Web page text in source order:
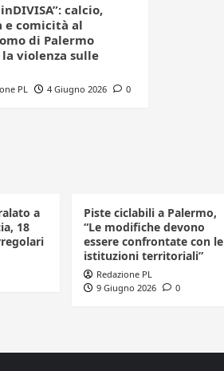
calcio,
e comicità al
di Palermo
violenza sulle
PL 4 Giugno 2026 0
a
18
Piste ciclabili a Palermo,
“Le modifiche devono
essere confrontate con le
istituzioni territoriali”
Redazione PL
9 Giugno 2026
0